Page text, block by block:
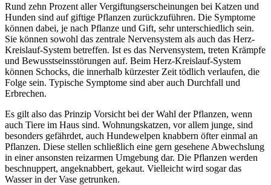
Rund zehn Prozent aller Vergiftungserscheinungen bei Katzen und
Hunden sind auf giftige Pflanzen zurückzuführen. Die Symptome
können dabei, je nach Pflanze und Gift, sehr unterschiedlich sein.
Sie können sowohl das zentrale Nervensystem als auch das Herz-
Kreislauf-System betreffen. Ist es das Nervensystem, treten Krämpfe
und Bewusstseinsstörungen auf. Beim Herz-Kreislauf-System
können Schocks, die innerhalb kürzester Zeit tödlich verlaufen, die
Folge sein. Typische Symptome sind aber auch Durchfall und
Erbrechen.
Es gilt also das Prinzip Vorsicht bei der Wahl der Pflanzen, wenn
auch Tiere im Haus sind. Wohnungskatzen, vor allem junge, sind
besonders gefährdet, auch Hundewelpen knabbern öfter einmal an
Pflanzen. Diese stellen schließlich eine gern gesehene Abwechslung
in einer ansonsten reizarmen Umgebung dar. Die Pflanzen werden
beschnuppert, angeknabbert, gekaut. Vielleicht wird sogar das
Wasser in der Vase getrunken.